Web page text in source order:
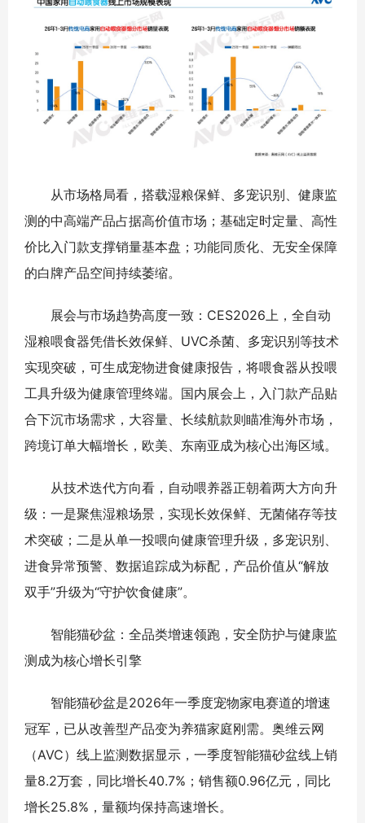
从市场格局看，搭载湿粮保鲜、多宠识别、健康监
测的中高端产品占据高价值市场；基础定时定量、高性
价比入门款支撑销量基本盘；功能同质化、无安全保障
的白牌产品空间持续萎缩。
展会与市场趋势高度一致：CES2026上，全自动
湿粮喂食器凭借长效保鲜、UVC杀菌、多宠识别等技术
实现突破，可生成宠物进食健康报告，将喂食器从投喂
工具升级为健康管理终端。国内展会上，入门款产品贴
合下沉市场需求，大容量、长续航款则瞄准海外市场，
跨境订单大幅增长，欧美、东南亚成为核心出海区域。
从技术迭代方向看，自动喂养器正朝着两大方向升
级：一是聚焦湿粮场景，实现长效保鲜、无菌储存等技
术突破；二是从单一投喂向健康管理升级，多宠识别、
进食异常预警、数据追踪成为标配，产品价值从“解放
双手”升级为“守护饮食健康”。
智能猫砂盆：全品类增速领跑，安全防护与健康监
测成为核心增长引擎
智能猫砂盆是2026年一季度宠物家电赛道的增速
冠军，已从改善型产品变为养猫家庭刚需。奥维云网
（AVC）线上监测数据显示，一季度智能猫砂盆线上销
量8.2万套，同比增长40.7%；销售额0.96亿元，同比
增长25.8%，量额均保持高速增长。